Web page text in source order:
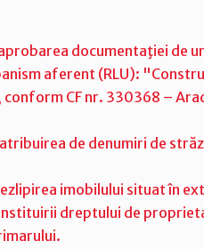
documentaţiei de
aferent (RLU):
CF nr. 330368 –
de denumiri de
imobilului situat în
dreptului de